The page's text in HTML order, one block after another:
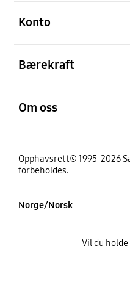
Konto
Bærekraft
Om oss
Opphavsrett© 1995-2026
forbeholdes.
Norge/Norsk
Vil du